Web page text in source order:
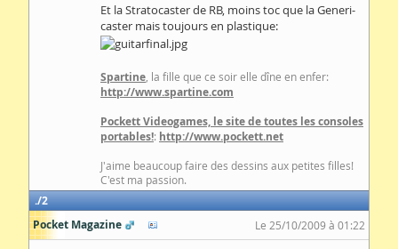
Et la Stratocaster de RB, moins toc que la Generi-
caster mais toujours en plastique:
Spartine , la fille que ce soir elle dîne en enfer:
http://www.spartine.com
Pockett Videogames, le site de toutes les consoles
portables!: http://www.pockett.net
J'aime beaucoup faire des dessins aux petites filles!
C'est ma passion.
2
Pocket Magazine
Le 25/10/2009 à 01:22